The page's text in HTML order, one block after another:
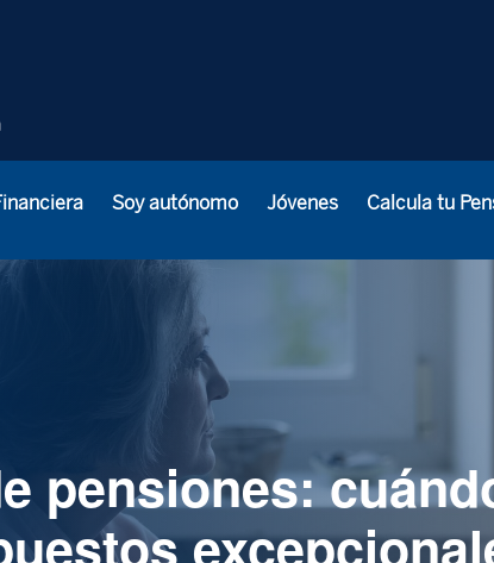
Soy autónomo Jóvenes Calcula tu
pensiones: